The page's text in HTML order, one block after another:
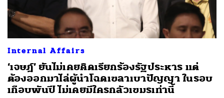
Internal Affairs
‘เจษฎ์’ ยันไม่เคยคิดเรียกร้องรัฐประหาร แต่
ต้องออกมาไล่ผู้นำโฉดเขลาเบาปัญญา ในรอบ
เกือบพันปี ไม่เคยมีใครกลัวเขมรเท่านี้
ค้นหา
SHARE TWEET LINE EMAIL